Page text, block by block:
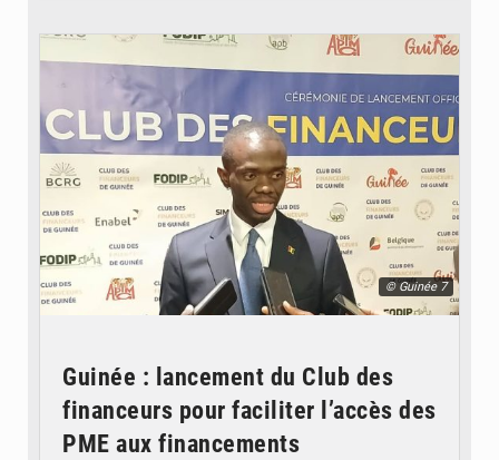
© Guinée 7
Guinée : lancement du Club des
financeurs pour faciliter l’accès des
PME aux financements